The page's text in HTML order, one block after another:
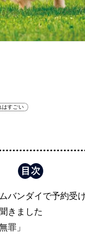
はすごい
バンダイで予約受
きました
罪」